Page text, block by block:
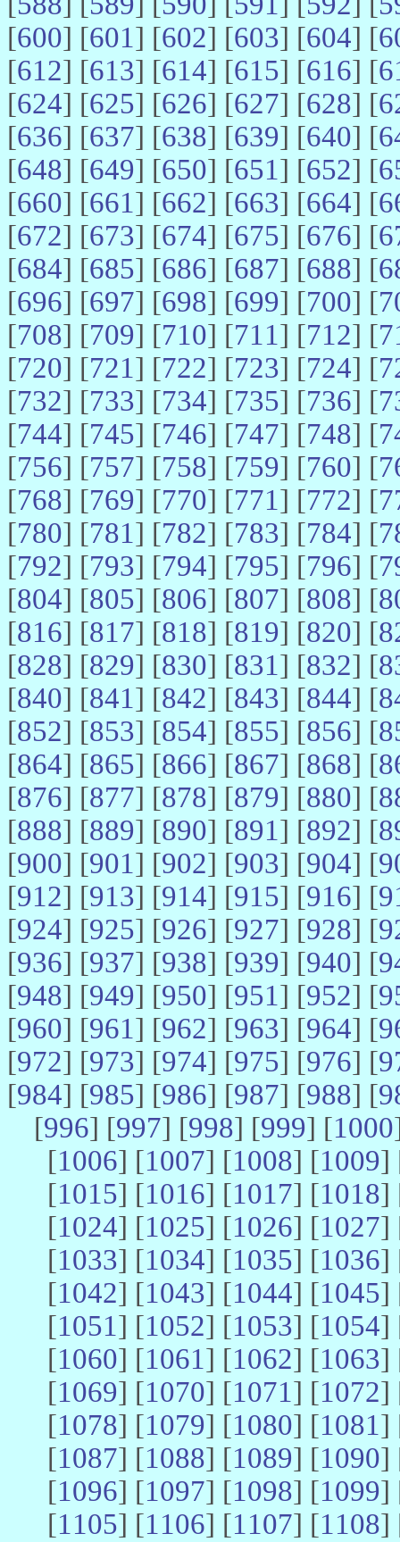
[600] [601] [602] [603] [604] [
[612] [613] [614] [615] [616] [
[624] [625] [626] [627] [628] [
[636] [637] [638] [639] [640] [
[648] [649] [650] [651] [652] [
[660] [661] [662] [663] [664] [
[672] [673] [674] [675] [676] [
[684] [685] [686] [687] [688] [
[696] [697] [698] [699] [700] [
[708] [709] [710] [711] [712] [
[720] [721] [722] [723] [724] [
[732] [733] [734] [735] [736] [
[744] [745] [746] [747] [748] [
[756] [757] [758] [759] [760] [
[768] [769] [770] [771] [772] [
[780] [781] [782] [783] [784] [
[792] [793] [794] [795] [796] [
[804] [805] [806] [807] [808] [
[816] [817] [818] [819] [820] [
[828] [829] [830] [831] [832] [
[840] [841] [842] [843] [844] [
[852] [853] [854] [855] [856] [
[864] [865] [866] [867] [868] [
[876] [877] [878] [879] [880] [
[888] [889] [890] [891] [892] [
[900] [901] [902] [903] [904] [
[912] [913] [914] [915] [916] [
[924] [925] [926] [927] [928] [
[936] [937] [938] [939] [940] [
[948] [949] [950] [951] [952] [
[960] [961] [962] [963] [964] [
[972] [973] [974] [975] [976] [
[984] [985] [986] [987] [988] [
[996] [997] [998] [999] [1000
[1006] [1007] [1008] [1009]
[1015] [1016] [1017] [1018]
[1024] [1025] [1026] [1027]
[1033] [1034] [1035] [1036]
[1042] [1043] [1044] [1045]
[1051] [1052] [1053] [1054]
[1060] [1061] [1062] [1063]
[1069] [1070] [1071] [1072]
[1078] [1079] [1080] [1081]
[1087] [1088] [1089] [1090]
[1096] [1097] [1098] [1099]
[1105] [1106] [1107] [1108]